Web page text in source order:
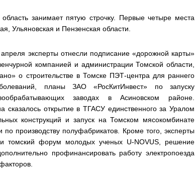
занимает пятую строчку. Первые четыре места
Ульяновская и Пензенская области.
эксперты отнесли подписание «дорожной карты»
компанией и администрации Томской области,
о строительстве в Томске ПЭТ-центра для раннего
планы ЗАО «РосКитИнвест» по запуску
заводах в Асиновском районе.
сказалось открытие в ТГАСУ единственного за Уралом
конструкций и запуск на Томском мясокомбинате
по производству полуфабрикатов. Кроме того, эксперты
томский форум молодых ученых U-NOVUS, решение
профинансировать работу электропоезда